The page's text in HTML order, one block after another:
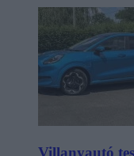
Villanyautó